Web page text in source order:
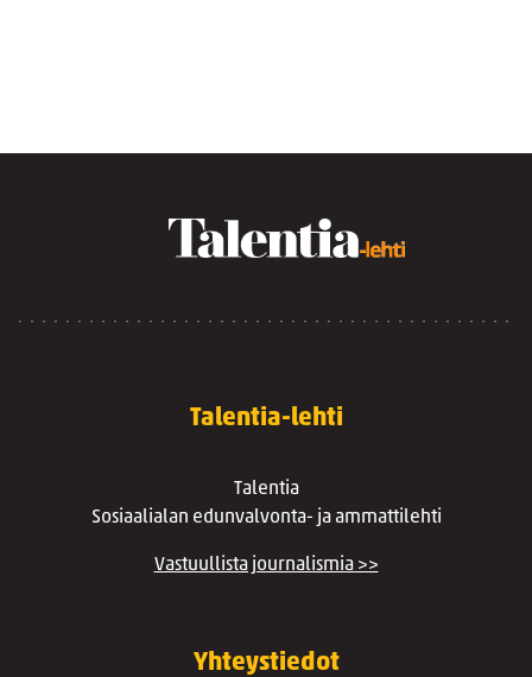
Talentia-lehti
Talentia
Sosiaalialan edunvalvonta- ja ammattilehti
Vastuullista journalismia >>
Yhteystiedot